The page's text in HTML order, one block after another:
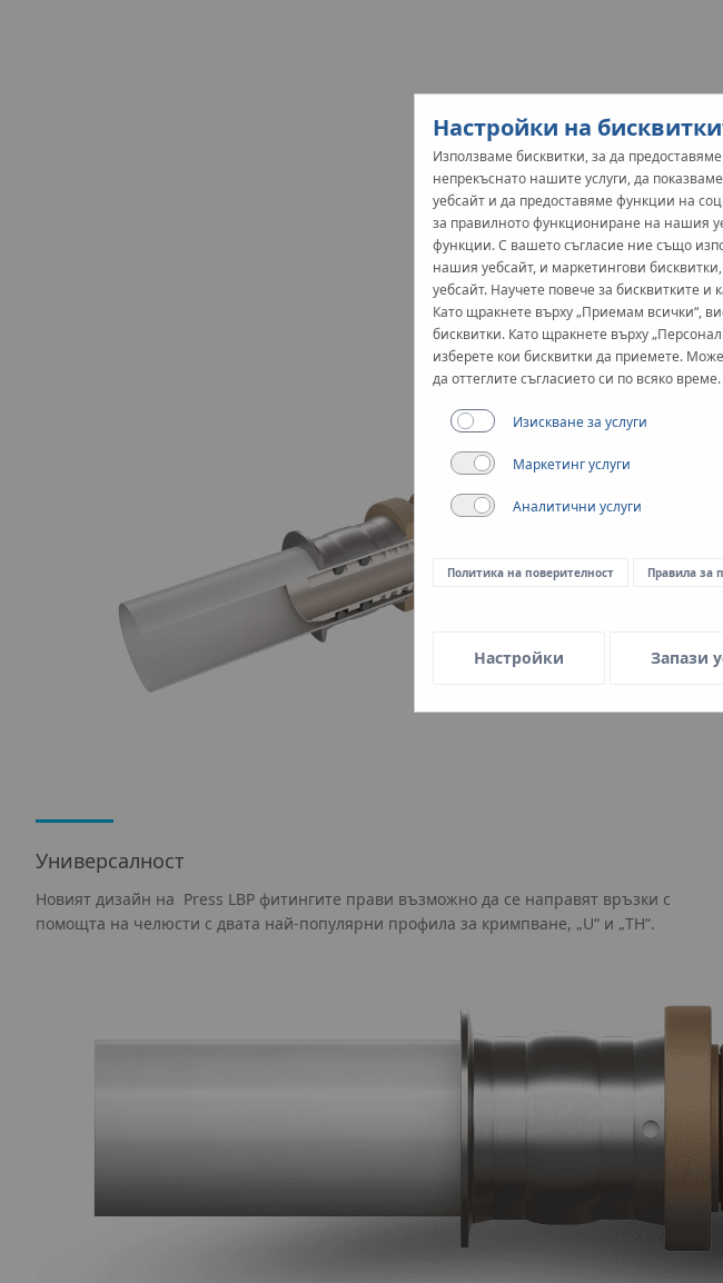
Универсалност
Новият дизайн на Press LBP фитингите прави възможно да се направят връзки с
помощта на челюсти с двата най-популярни профила за кримпване, „U“ и „TH“.
Настройки на
Използваме бисквитки, за да
непрекъснато нашите услуги, да
уебсайт и да предоставяме функции на
за правилното функциониране на нашия
функции. С вашето съгласие ние също
нашия уебсайт, и маркетингови
уебсайт. Научете повече за бисквитките и
Като щракнете върху „Приемам всички“,
бисквитки. Като щракнете върху
изберете кои бисквитки да приемете.
да оттеглите съгласието си по всяко време.
Изискване за услуги
Маркетинг услуги
Аналитични услуги
Политика на поверителност Правила за
Настройки Запази